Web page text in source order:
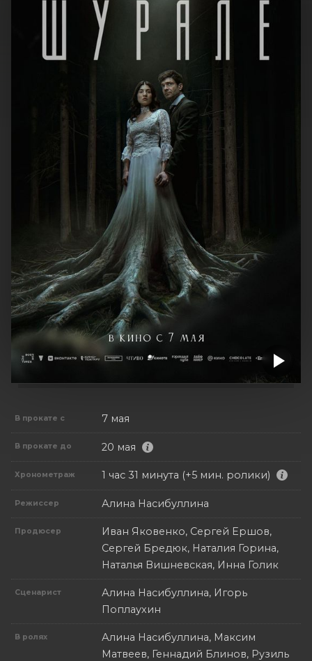
В прокате с 7 мая
В прокате до 20 мая
Хронометраж 1 час 31 минута (+5 мин. ролики)
Режиссер Алина Насибуллина
Продюсер
Иван Яковенко, Сергей Ершов,
Сергей Бредюк, Наталия Горина,
Наталья Вишневская, Инна Голик
Сценарист
Алина Насибуллина, Игорь
Поплаухин
В ролях
Алина Насибуллина, Максим
Матвеев, Геннадий Блинов, Рузиль